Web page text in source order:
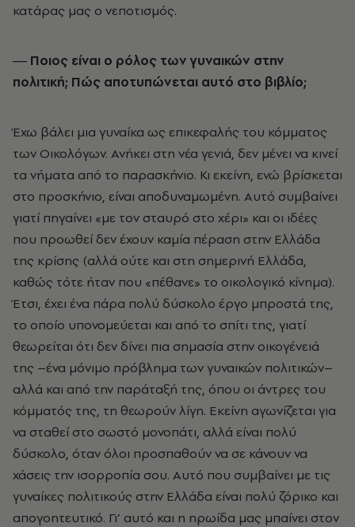
κατάρας μας ο νεποτισμός.
― Ποιος είναι ο ρόλος των γυναικών στην
πολιτική; Πώς αποτυπώνεται αυτό στο βιβλίο;
Έχω βάλει μια γυναίκα ως επικεφαλής του κόμματος
των Οικολόγων. Ανήκει στη νέα γενιά, δεν μένει να κινεί
τα νήματα από το παρασκήνιο. Κι εκείνη, ενώ βρίσκεται
στο προσκήνιο, είναι αποδυναμωμένη. Αυτό συμβαίνει
γιατί πηγαίνει «με τον σταυρό στο χέρι» και οι ιδέες
που προωθεί δεν έχουν καμία πέραση στην Ελλάδα
της κρίσης (αλλά ούτε και στη σημερινή Ελλάδα,
καθώς τότε ήταν που «πέθανε» το οικολογικό κίνημα).
Έτσι, έχει ένα πάρα πολύ δύσκολο έργο μπροστά της,
το οποίο υπονομεύεται και από το σπίτι της, γιατί
θεωρείται ότι δεν δίνει πια σημασία στην οικογένειά
της –ένα μόνιμο πρόβλημα των γυναικών πολιτικών–
αλλά και από την παράταξή της, όπου οι άντρες του
κόμματός της, τη θεωρούν λίγη. Εκείνη αγωνίζεται για
να σταθεί στο σωστό μονοπάτι, αλλά είναι πολύ
δύσκολο, όταν όλοι προσπαθούν να σε κάνουν να
χάσεις την ισορροπία σου. Αυτό που συμβαίνει με τις
γυναίκες πολιτικούς στην Ελλάδα είναι πολύ ζόρικο και
απογοητευτικό. Γι’ αυτό και η ηρωίδα μας μπαίνει στον